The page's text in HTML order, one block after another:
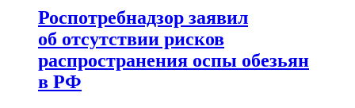
Роспотребнадзор заявил
об отсутствии рисков
распространения оспы обезьян
в РФ